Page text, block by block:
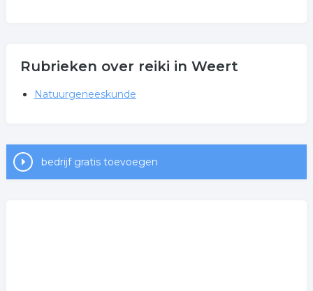
Rubrieken over reiki in Weert
Natuurgeneeskunde
bedrijf gratis toevoegen